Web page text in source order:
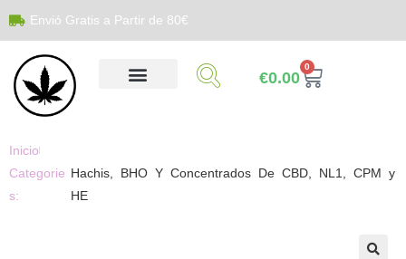
Envió Gratis a Partir de 80€
€0.00
0
Inicio
Categorie
s:
Hachis, BHO Y Concentrados De CBD, NL1, CPM y
HE